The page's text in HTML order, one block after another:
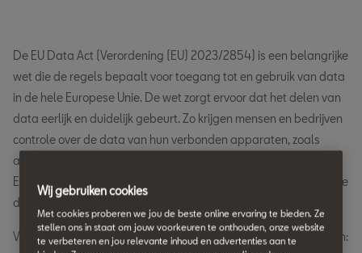
De EU Data Act (Verordening (EU) 2023/2854) is een belangrijke
wet die de regels bepaalt voor toegang tot en gebruik van data
in de hele Europese Unie. De wet zorgt ervoor dat het delen van
data eerlijk en duidelijk gebeurt. Zo krijgen mensen en bedrijven
controle over de data van hun verbonden apparaten, zoals
auto's. SEAT zorgt ervoor dat onze oplossingen voldoen aan de
EU Data Act. Hiermee bouwen we aan vertrouwen in diensten die
data gebruiken en in nieuwe ontwikkelingen.
Voor meer informatie over de EU Data Act kun je deze link volgen:
Wij gebruiken cookies
Met cookies proberen we jou de beste online ervaring te bieden. Ze
stellen ons in staat om jouw voorkeuren te onthouden, onze website
te verbeteren en jou relevante inhoud en advertenties aan te